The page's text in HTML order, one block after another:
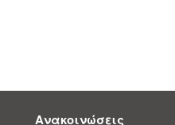
Ανακοινώσεις